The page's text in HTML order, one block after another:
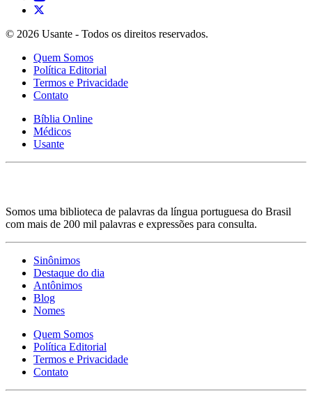
© 2026 Usante - Todos os direitos reservados.
Quem Somos
Política Editorial
Termos e Privacidade
Contato
Bíblia Online
Médicos
Usante
Somos uma biblioteca de palavras da língua portuguesa do Brasil
com mais de 200 mil palavras e expressões para consulta.
Sinônimos
Destaque do dia
Antônimos
Blog
Nomes
Quem Somos
Política Editorial
Termos e Privacidade
Contato